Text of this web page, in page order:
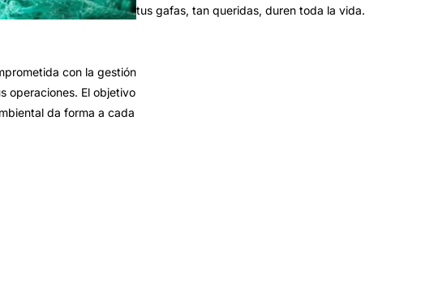
con la gestión
operaciones. El objetivo
da forma a cada
tus gafas, tan queridas, duren toda la vida.